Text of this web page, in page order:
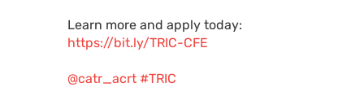
Learn more and apply today:
https://bit.ly/TRIC-CFE
@catr_acrt #TRIC